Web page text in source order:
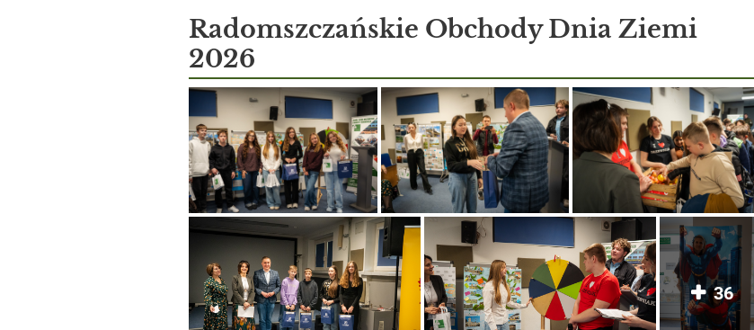
Aktualności
Radomszczańskie Obchody Dnia Ziemi
2026
36